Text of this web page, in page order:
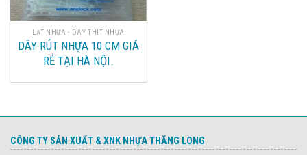
LẠT NHỰA - DÂY THÍT NHỰA
DÂY RÚT NHỰA 10 CM GIÁ
RẺ TẠI HÀ NỘI.
CÔNG TY SẢN XUẤT & XNK NHỰA THĂNG LONG